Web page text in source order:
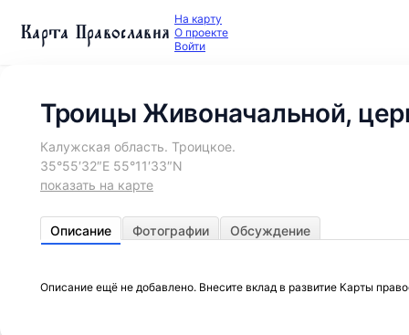
Карта Православия На карту
О проекте
Войти
Троицы Живоначальной,
Калужская область. Троицкое.
35°55′32″E 55°11′33″N
показать на карте
Описание Фотографии Обсуждение
Описание ещё не добавлено. Внесите вклад в развитие Карты